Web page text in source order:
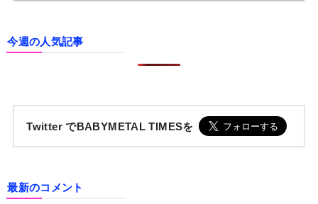
今週の人気記事
Twitter でBABYMETAL TIMESを
最新のコメント